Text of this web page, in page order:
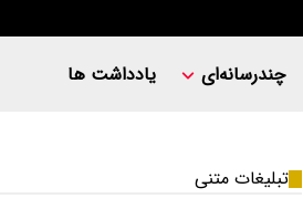
چندرسانه‌ای یادداشت ها
تبلیغات متنی